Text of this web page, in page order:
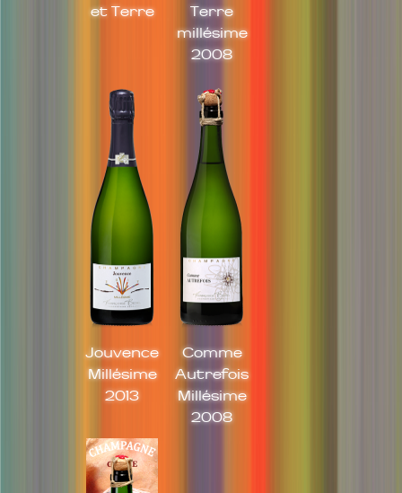
et Terre
Terre
millésime
2008
Jouvence
Millésime
2013
Comme
Autrefois
Millésime
2008